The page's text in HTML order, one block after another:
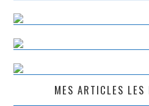
MES ARTICLES LES